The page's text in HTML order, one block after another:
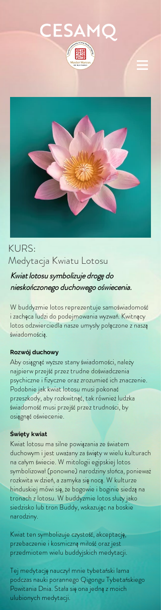
Kwiat lotosu symbolizuje drogę do
nieskończonego duchowego oświecenia.
W buddyzmie lotos reprezentuje samoświadomość
i zachęca ludzi do podejmowania wyzwań. Kwitnący
lotos odzwierciedla nasze umysły połączone z naszą
świadomością.
Rozwój duchowy
Aby osiągnąć wyższe stany świadomości, należy
najpierw przejść przez trudne doświadczenia
psychiczne i fizyczne oraz zrozumieć ich znaczenie.
Podobnie jak kwiat lotosu musi pokonać
przeszkody, aby rozkwitnąć, tak również ludzka
świadomość musi przejść przez trudności, by
osiągnąć oświecenie.
Święty kwiat
Kwiat lotosu ma silne powiązania ze światem
duchowym i jest uważany za święty w wielu kulturach
na całym świecie. W mitologii egipskiej lotos
symbolizował (ponowne) narodziny słońca, ponieważ
rozkwita w dzień, a zamyka się nocą. W kulturze
hinduskiej mówi się, że bogowie i boginie siedzą na
tronach z lotosu. W buddyzmie lotos służy jako
siedzisko lub tron Buddy, wskazując na boskie
narodziny.
Kwiat ten symbolizuje czystość, akceptację,
przebaczenie i kosmiczną miłość oraz jest
przedmiotem wielu buddyjskich medytacji.
Tej medytację nauczył mnie tybetański lama
podczas nauki porannego Qigongu Tybetańskiego
Powitania Dnia. Stała się ona jedną z moich
ulubionych medytacji.
KURS:
Medytacja Kwiatu Lotosu